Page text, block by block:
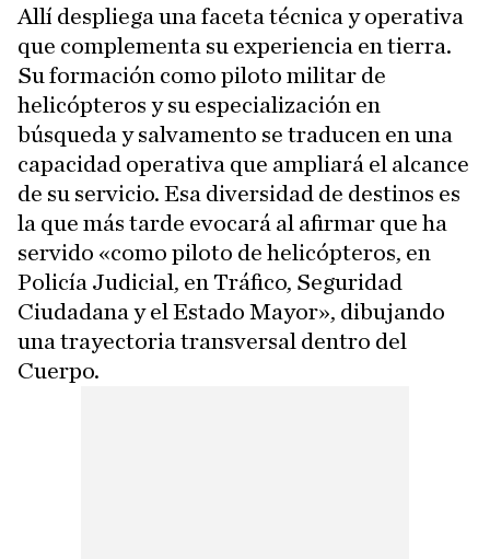
Allí despliega una faceta técnica y operativa
que complementa su experiencia en tierra.
Su formación como piloto militar de
helicópteros y su especialización en
búsqueda y salvamento se traducen en una
capacidad operativa que ampliará el alcance
de su servicio. Esa diversidad de destinos es
la que más tarde evocará al afirmar que ha
servido «como piloto de helicópteros, en
Policía Judicial, en Tráfico, Seguridad
Ciudadana y el Estado Mayor», dibujando
una trayectoria transversal dentro del
Cuerpo.